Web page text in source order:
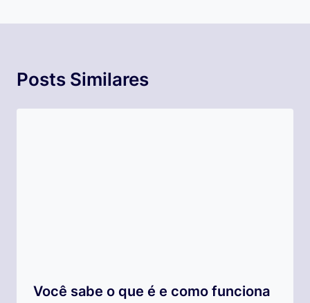
Posts Similares
Você sabe o que é e como funciona